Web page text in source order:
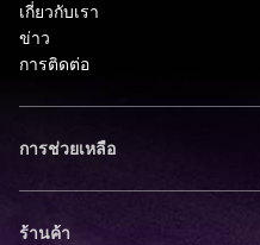
เกี่ยวกับเรา
ข่าว
การติดต่อ
การช่วยเหลือ
ร้านค้า